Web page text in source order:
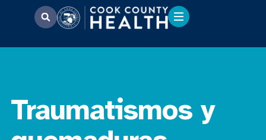
Traumatismos y